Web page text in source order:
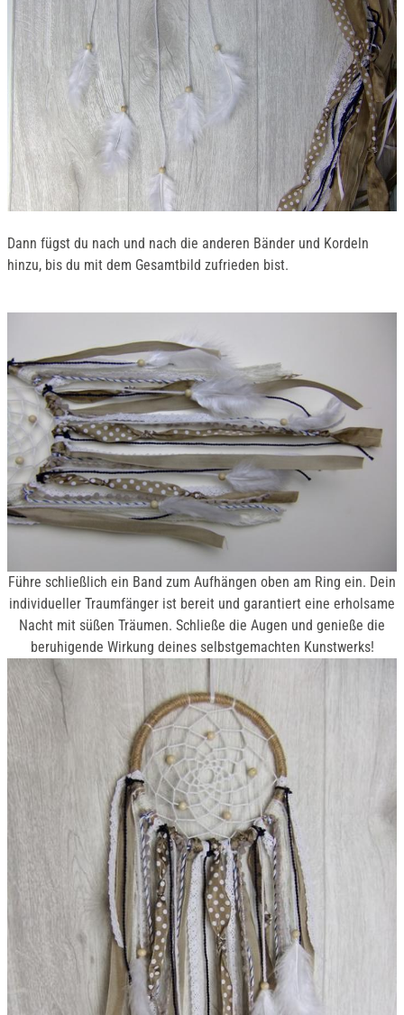
Dann fügst du nach und nach die anderen Bänder und Kordeln
hinzu, bis du mit dem Gesamtbild zufrieden bist.
Führe schließlich ein Band zum Aufhängen oben am Ring ein. Dein
individueller Traumfänger ist bereit und garantiert eine erholsame
Nacht mit süßen Träumen. Schließe die Augen und genieße die
beruhigende Wirkung deines selbstgemachten Kunstwerks!